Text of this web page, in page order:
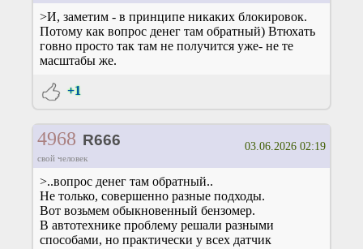
>И, заметим - в принципе никаких блокировок.
Потому как вопрос денег там обратный) Втюхать
говно просто так там не получится уже- не те
масштабы же.
+1
4968 R666
свой человек
03.06.2026 02:19
>..вопрос денег там обратный..
Не только, совершенно разные подходы.
Вот возьмем обыкновенный бензомер.
В автотехнике проблему решали разными
способами, но практически у всех датчик